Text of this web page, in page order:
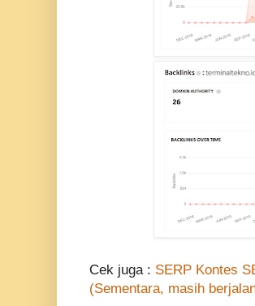
Cek juga : SERP Kontes
(Sementara, masih